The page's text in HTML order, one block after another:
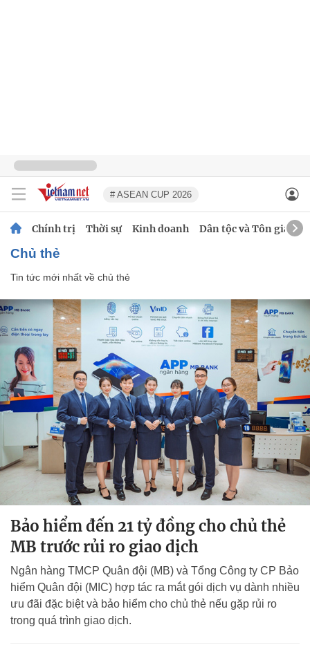
# ASEAN CUP 2026
Chính trị Thời sự Kinh doanh Dân tộc và Tôn giáo
chủ thẻ
Tin tức mới nhất về chủ thẻ
Bảo hiểm đến 21 tỷ đồng cho chủ thẻ
MB trước rủi ro giao dịch
Ngân hàng TMCP Quân đội (MB) và Tổng Công ty CP Bảo
hiểm Quân đội (MIC) hợp tác ra mắt gói dịch vụ dành nhiều
ưu đãi đặc biệt và bảo hiểm cho chủ thẻ nếu gặp rủi ro
trong quá trình giao dịch.